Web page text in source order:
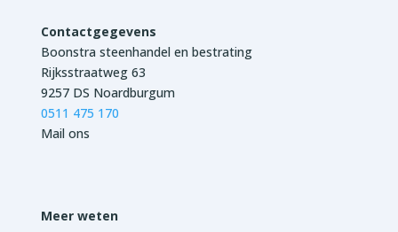
Contactgegevens
Boonstra steenhandel en bestrating
Rijksstraatweg 63
9257 DS Noardburgum
0511 475 170
Mail ons
Meer weten